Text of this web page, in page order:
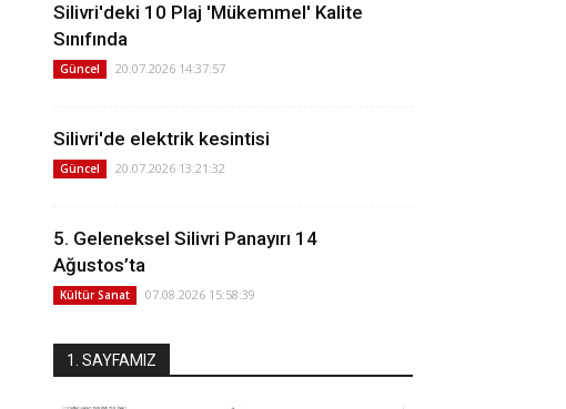
Silivri'deki 10 Plaj 'Mükemmel' Kalite
Sınıfında
Güncel 20.07.2026 14:37:57
Silivri'de elektrik kesintisi
Güncel 20.07.2026 13:21:32
5. Geleneksel Silivri Panayırı 14
Ağustos’ta
Kültür Sanat 07.08.2026 15:58:39
1. SAYFAMIZ